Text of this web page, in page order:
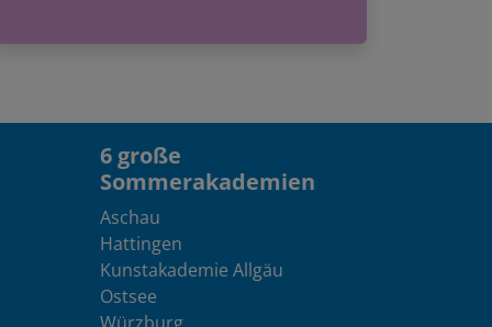
6 große
Sommerakademien
Aschau
Hattingen
Kunstakademie Allgäu
Ostsee
Würzburg